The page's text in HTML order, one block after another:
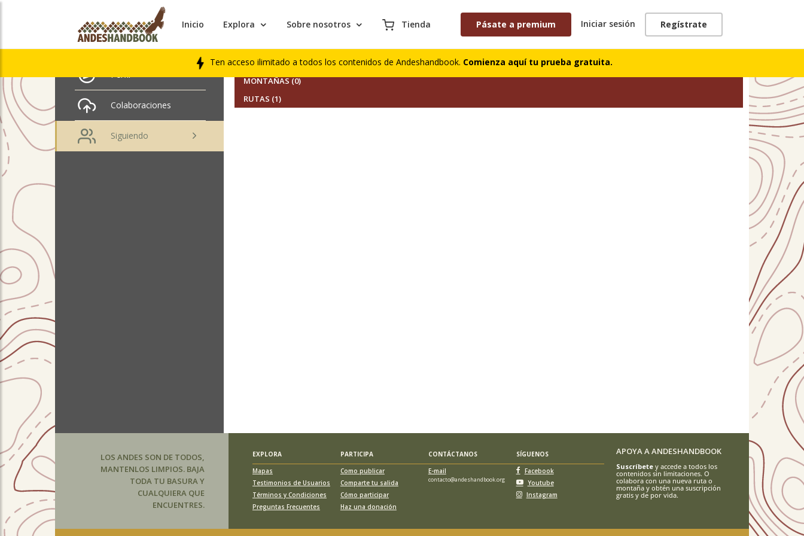
Inicio Explora Sobre nosotros Tienda Pásate a premium Iniciar sesión Regístrate
Ten acceso ilimitado a todos los contenidos de Andeshandbook. Comienza aquí tu prueba gratuita.
Matias Valenzuela
Perfil
Colaboraciones
Siguiendo
AMIGOS (0)
SEGUIDORES (0)
MONTAÑAS (0)
RUTAS (1)
LOS ANDES SON DE TODOS,
MANTENLOS LIMPIOS. BAJA
TODA TU BASURA Y
CUALQUIERA QUE
ENCUENTRES.
EXPLORA PARTICIPA CONTÁCTANOS
SÍGUENOS
Mapas
Testimonios de Usuarios
Términos y Condiciones
Preguntas Frecuentes
Como publicar
Comparte tu salida
Cómo participar
Haz una donación
E-mail
contacto@andeshandbook.org
Facebook
Youtube
Instagram
APOYA A ANDESHANDBOOK
Suscríbetey accede a todos los
contenidos sin limitaciones. O
colabora con una nueva ruta o
montaña y obtén una suscripción
gratis y de por vida.